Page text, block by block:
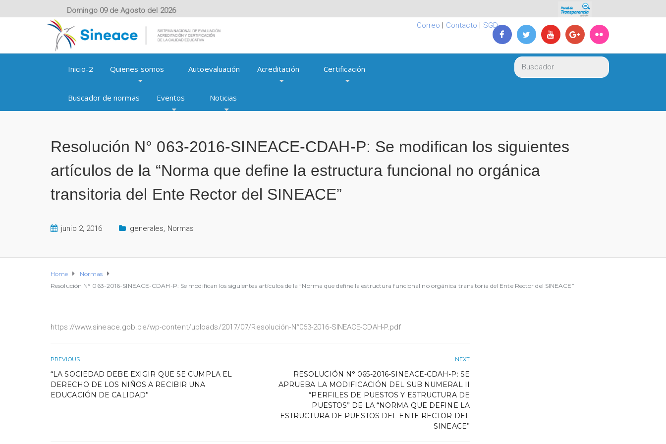
Domingo 09 de Agosto del 2026
Correo | Contacto | SGD
Inicio-2 Quienes somos Autoevaluación Acreditación Certificación
Buscador de normas Eventos Noticias
Resolución N° 063-2016-SINEACE-CDAH-P: Se modifican los siguientes
artículos de la “Norma que define la estructura funcional no orgánica
transitoria del Ente Rector del SINEACE”
junio 2, 2016 generales, Normas
Home
Normas
Resolución N° 063-2016-SINEACE-CDAH-P: Se modifican los siguientes artículos de la “Norma que define la estructura funcional no orgánica transitoria del Ente Rector del SINEACE”
https://www.sineace.gob.pe/wp-content/uploads/2017/07/Resolución-N°063-2016-SINEACE-CDAH-P.pdf
PREVIOUS
“LA SOCIEDAD DEBE EXIGIR QUE SE CUMPLA EL
DERECHO DE LOS NIÑOS A RECIBIR UNA
EDUCACIÓN DE CALIDAD”
NEXT
RESOLUCIÓN N° 065-2016-SINEACE-CDAH-P: SE
APRUEBA LA MODIFICACIÓN DEL SUB NUMERAL II
“PERFILES DE PUESTOS Y ESTRUCTURA DE
PUESTOS” DE LA “NORMA QUE DEFINE LA
ESTRUCTURA DE PUESTOS DEL ENTE RECTOR DEL
SINEACE”